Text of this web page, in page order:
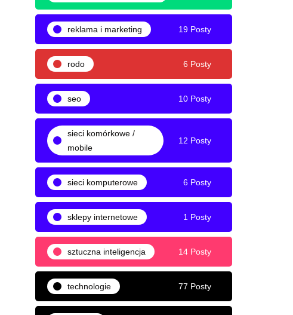
reklama i marketing 19 Posty
rodo 6 Posty
seo 10 Posty
sieci komórkowe /
mobile
12 Posty
sieci komputerowe 6 Posty
sklepy internetowe 1 Posty
sztuczna inteligencja 14 Posty
technologie 77 Posty